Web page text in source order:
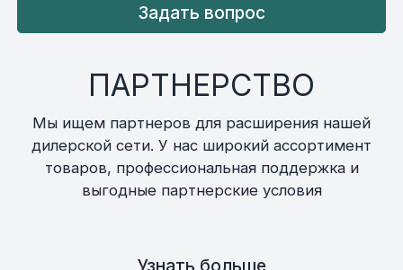
Задать вопрос
ПАРТНЕРСТВО
Мы ищем партнеров для расширения нашей
дилерской сети. У нас широкий ассортимент
товаров, профессиональная поддержка и
выгодные партнерские условия